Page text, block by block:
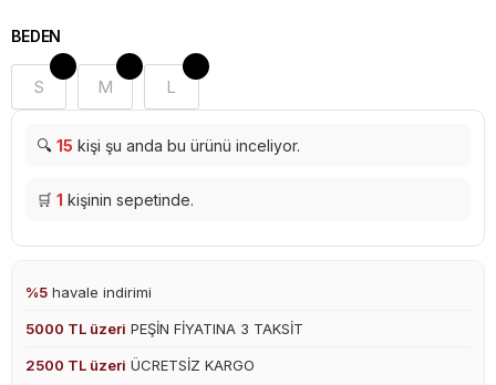
BEDEN
S M L
🔍 15 kişi şu anda bu ürünü inceliyor.
🛒 1 kişinin sepetinde.
%5 havale indirimi
5000 TL üzeri PEŞİN FİYATINA 3 TAKSİT
2500 TL üzeri ÜCRETSİZ KARGO